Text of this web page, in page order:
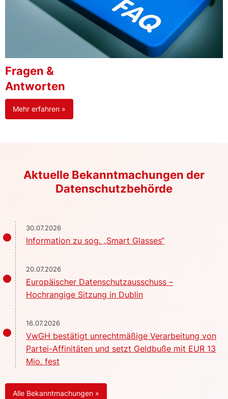
Fragen &
Antworten
Mehr erfahren »
Aktuelle Bekanntmachungen der
Datenschutzbehörde
30.07.2026
Information zu sog. „Smart Glasses“
20.07.2026
Europäischer Datenschutzausschuss –
Hochrangige Sitzung in Dublin
16.07.2026
VwGH bestätigt unrechtmäßige Verarbeitung von
Partei-Affinitäten und setzt Geldbuße mit EUR 13
Mio. fest
Alle Bekanntmachungen »